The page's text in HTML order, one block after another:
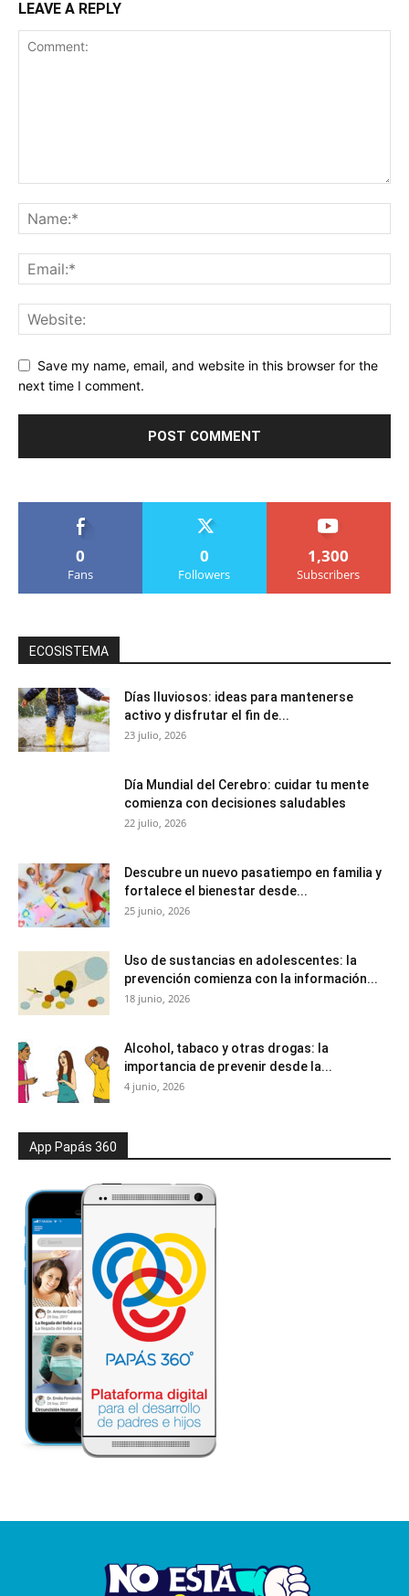
LEAVE A REPLY
Save my name, email, and website in this browser for the
next time I comment.
0
Fans
0
Followers
1,300
Subscribers
ECOSISTEMA
Días lluviosos: ideas para mantenerse
activo y disfrutar el fin de...
23 julio, 2026
Día Mundial del Cerebro: cuidar tu mente
comienza con decisiones saludables
22 julio, 2026
Descubre un nuevo pasatiempo en familia y
fortalece el bienestar desde...
25 junio, 2026
Uso de sustancias en adolescentes: la
prevención comienza con la información...
18 junio, 2026
Alcohol, tabaco y otras drogas: la
importancia de prevenir desde la...
4 junio, 2026
App Papás 360